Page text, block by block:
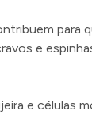
para
e
e células